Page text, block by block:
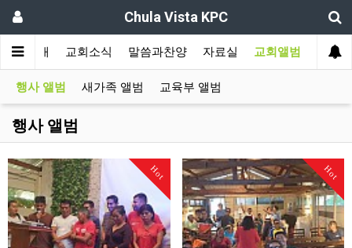
Chula Vista KPC
교회소개 교회소식 말씀과찬양 자료실 교회앨범
행사 앨범 새가족 앨범 교육부 앨범
행사 앨범
Hot Hot